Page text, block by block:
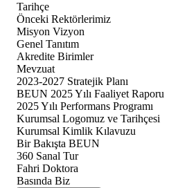
Tarihçe
Önceki Rektörlerimiz
Misyon Vizyon
Genel Tanıtım
Akredite Birimler
Mevzuat
2023-2027 Stratejik Planı
BEUN 2025 Yılı Faaliyet Raporu
2025 Yılı Performans Programı
Kurumsal Logomuz ve Tarihçesi
Kurumsal Kimlik Kılavuzu
Bir Bakışta BEUN
360 Sanal Tur
Fahri Doktora
Basında Biz